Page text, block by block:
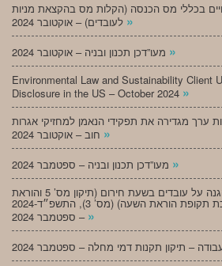
בכללי מס הכנסה (הקלות מס בהקצאת מניות
»
»
Environmental Law and Sustainability Client
Disclosure in the US – October 2024 »
ערך מגדירה את תפקידי הנאמן למחזיקי אגרות
»
»
מעו”דכן יחסי עבודה – צו הגנה על עובדים בשעת חירום (תיקון מס’ 5 והוראת
שעה – חרבות ברזל) (הארכת תקופת הוראת השעה) (מס’ 3), התשפ״ד-2024
– ספטמבר 2024 »